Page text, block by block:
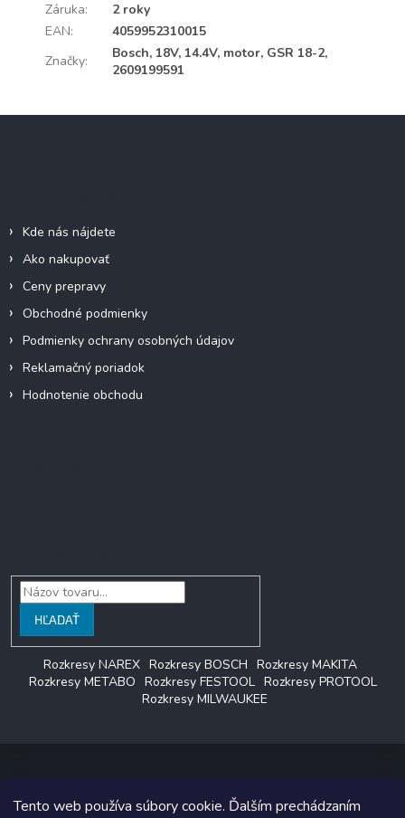
Tento web používa súbory cookie. Ďalším prechádzaním
Záruka:
2 roky
EAN:
4059952310015
Značky:
Bosch, 18V, 14.4V, motor, GSR 18-2,
2609199591
Kde nás nájdete
Ako nakupovať
Ceny prepravy
Obchodné podmienky
Podmienky ochrany osobných údajov
Reklamačný poriadok
Hodnotenie obchodu
HĽADAŤ
Rozkresy NAREX Rozkresy BOSCH Rozkresy MAKITA
Rozkresy METABO Rozkresy FESTOOL Rozkresy PROTOOL
Rozkresy MILWAUKEE